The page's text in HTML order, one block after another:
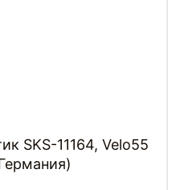
SKS-11164, Velo55
set, 20" черные (Германия)